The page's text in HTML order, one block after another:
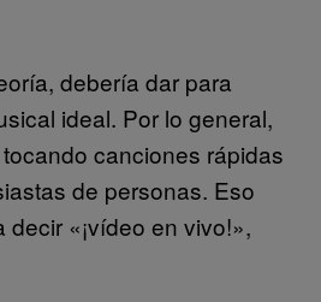
debería dar para
ideal. Por lo general,
canciones rápidas
de personas. Eso
«¡vídeo en vivo!»,